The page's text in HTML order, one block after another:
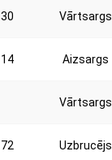
30 Vārtsargs
14 Aizsargs
Vārtsargs
72 Uzbrucējs